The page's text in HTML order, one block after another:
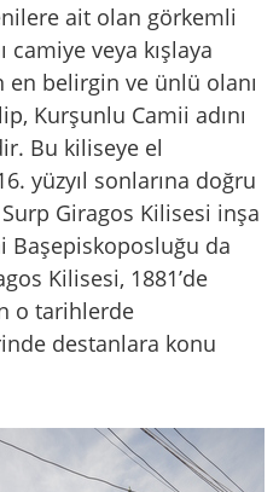
ait olan görkemli
camiye veya kışlaya
belirgin ve ünlü olanı
Kurşunlu Camii adını
Bu kiliseye el
yüzyıl sonlarına doğru
Giragos Kilisesi inşa
Başepiskoposluğu da
Kilisesi, 1881’de
o tarihlerde
destanlara konu